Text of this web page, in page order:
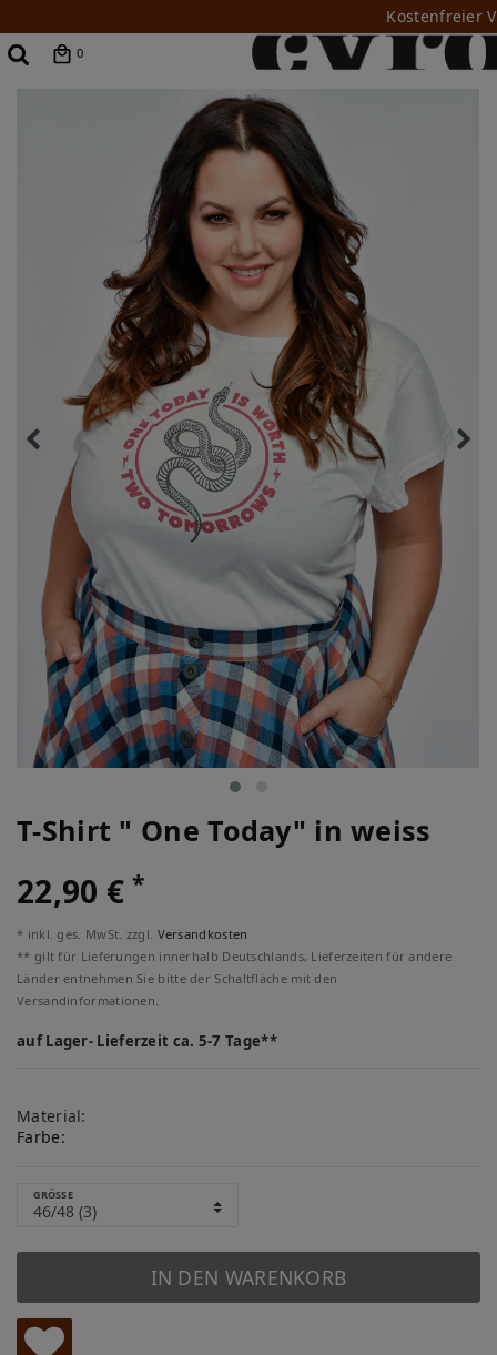
Kostenfreier
0
T-Shirt " One Today" in weiss
22,90 €*
* inkl. ges. MwSt. zzgl. Versandkosten
** gilt für Lieferungen innerhalb Deutschlands, Lieferzeiten für andere
Länder entnehmen Sie bitte der Schaltfläche mit den
Versandinformationen.
auf Lager- Lieferzeit ca. 5-7 Tage**
Material:
Farbe:
GRÖSSE
IN DEN WARENKORB